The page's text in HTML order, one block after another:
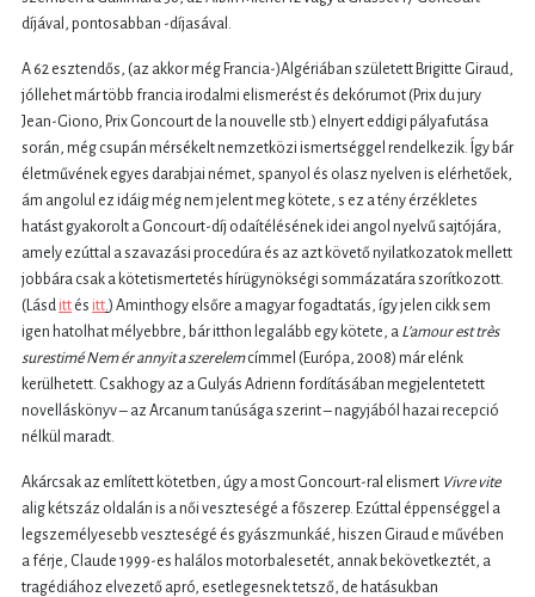
díjával, pontosabban -díjasával.
A 62 esztendős, (az akkor még Francia-)Algériában született Brigitte Giraud,
jóllehet már több francia irodalmi elismerést és dekórumot (Prix du jury
Jean-Giono, Prix Goncourt de la nouvelle stb.) elnyert eddigi pályafutása
során, még csupán mérsékelt nemzetközi ismertséggel rendelkezik. Így bár
életművének egyes darabjai német, spanyol és olasz nyelven is elérhetőek,
ám angolul ez idáig még nem jelent meg kötete, s ez a tény érzékletes
hatást gyakorolt a Goncourt-díj odaítélésének idei angol nyelvű sajtójára,
amely ezúttal a szavazási procedúra és az azt követő nyilatkozatok mellett
jobbára csak a kötetismertetés hírügynökségi sommázatára szorítkozott.
(Lásd itt és itt.) Aminthogy elsőre a magyar fogadtatás, így jelen cikk sem
igen hatolhat mélyebbre, bár itthon legalább egy kötete, a L’amour est très
surestimé Nem ér annyit a szerelemcímmel (Európa, 2008) már elénk
kerülhetett. Csakhogy az a Gulyás Adrienn fordításában megjelentetett
novelláskönyv – az Arcanum tanúsága szerint – nagyjából hazai recepció
nélkül maradt.
Akárcsak az említett kötetben, úgy a most Goncourt-ral elismert Vivre vite
alig kétszáz oldalán is a női veszteségé a főszerep. Ezúttal éppenséggel a
legszemélyesebb veszteségé és gyászmunkáé, hiszen Giraud e művében
a férje, Claude 1999-es halálos motorbalesetét, annak bekövetkeztét, a
tragédiához elvezető apró, esetlegesnek tetsző, de hatásukban